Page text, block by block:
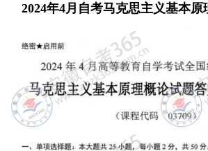
2024年4月自考马克思主义基本